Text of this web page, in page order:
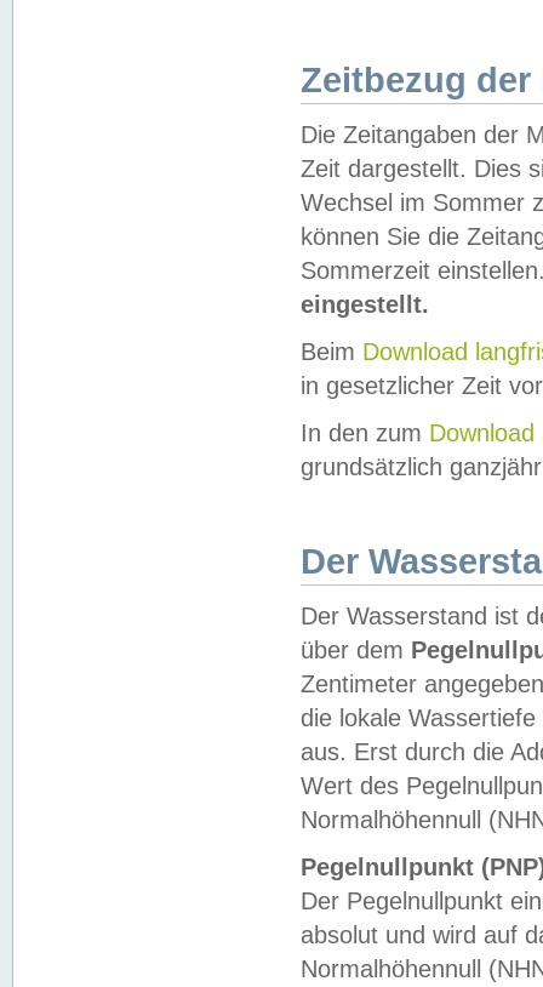
Zeitbezug der
Die Zeitangaben der
Zeit dargestellt. Dies
Wechsel im Sommer
können Sie die
Sommerzeit
eingestellt.
Beim Download
in gesetzlicher Zeit
In den zum Download
grundsätzlich
Der
Der Wasserstand ist
über dem
Zentimeter
die lokale
aus. Erst durch die
Wert des
Normalhöhennull
Pegelnullpunkt
Der Pegelnullpunkt
absolut und wird auf
Normalhöhennull